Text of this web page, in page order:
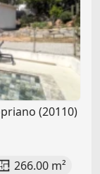
(20110)
266.00 m²